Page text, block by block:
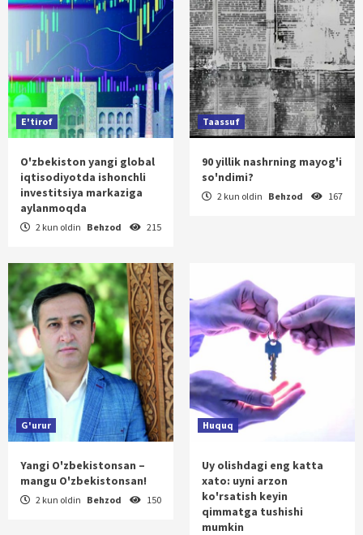
E'tirof
O'zbekiston yangi global
iqtisodiyotda ishonchli
investitsiya markaziga
aylanmoqda
2 kun oldin Behzod 215
Taassuf
90 yillik nashrning mayog'i
so'ndimi?
2 kun oldin Behzod 167
G'urur
Yangi O'zbekistonsan –
mangu O'zbekistonsan!
2 kun oldin Behzod 150
Huquq
Uy olishdagi eng katta
xato: uyni arzon
ko'rsatish keyin
qimmatga tushishi
mumkin